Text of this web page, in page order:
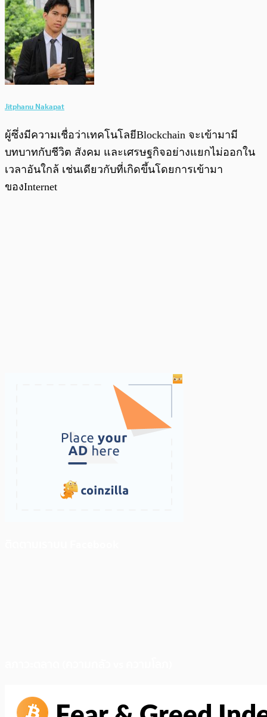
Jitphanu Nakapat
ผู้ซึ่งมีความเชื่อว่าเทคโนโลยีBlockchain จะเข้ามามี
บทบาทกับชีวิต สังคม และเศรษฐกิจอย่างแยกไม่ออกใน
เวลาอันใกล้ เช่นเดียวกับที่เกิดขึ้นโดยการเข้ามา
ของInternet